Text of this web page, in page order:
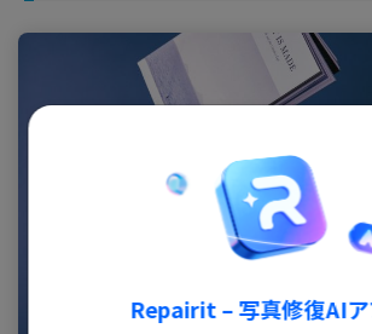
Repairit – 写真修復AIア